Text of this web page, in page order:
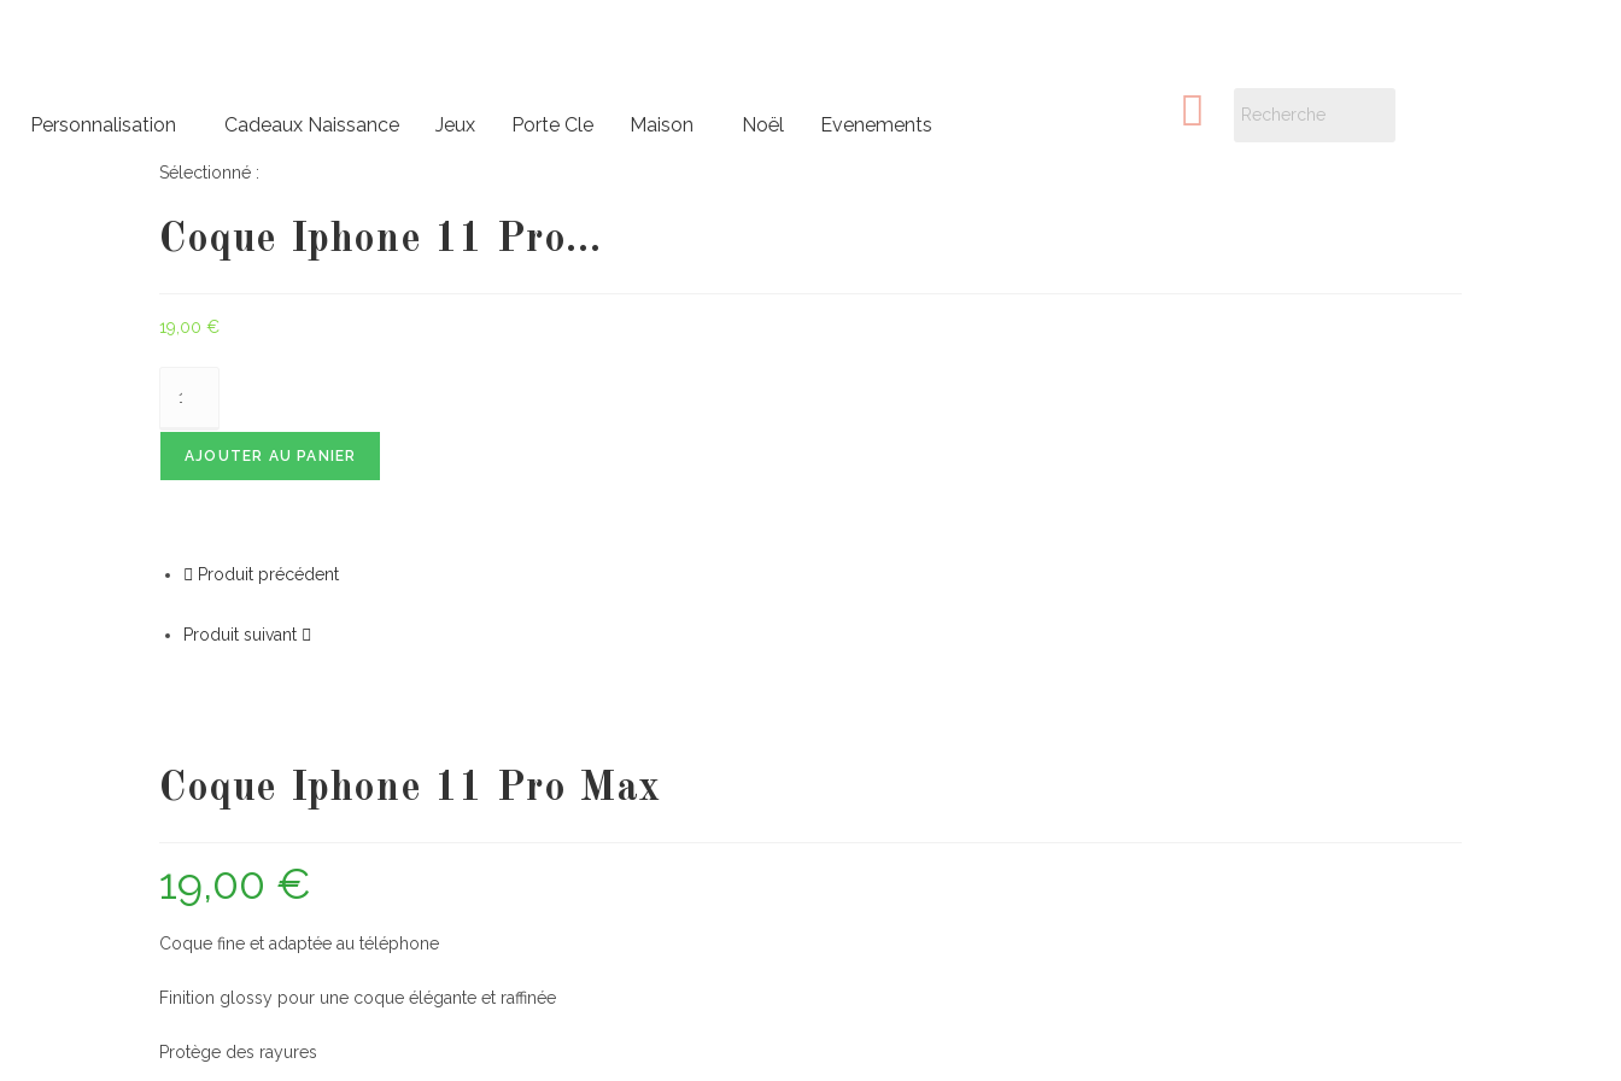
Personnalisation Cadeaux Naissance Jeux Porte Cle Maison Noël Evenements
Sélectionné :
Coque Iphone 11 Pro…
19,00 €
AJOUTER AU PANIER
Produit précédent
Produit suivant
Coque Iphone 11 Pro Max
19,00 €
Coque fine et adaptée au téléphone
Finition glossy pour une coque élégante et raffinée
Protège des rayures